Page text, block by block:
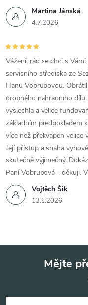
Martina Jánská
4.7.2026
Vojtěch Šik
13.5.2026
Vážení, rád se chci s
servisního střediska ze
Hanu Vobrubovou.
drobného náhradního dílu
vyslechla a velice
základním předpokladem
více než překvapen
Její přístup a snaha
skutečně výjimečný.
Paní Vobrubová - děkuji.
Mějte